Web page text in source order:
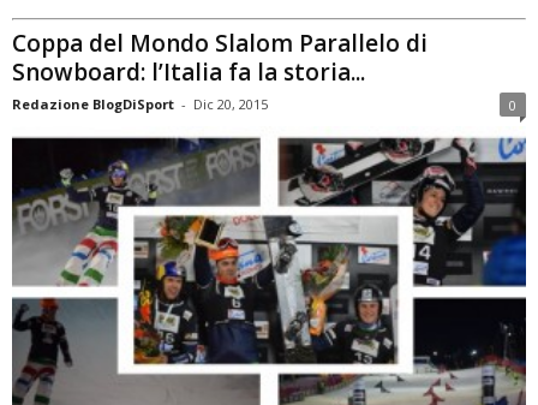
Coppa del Mondo Slalom Parallelo di
Snowboard: l’Italia fa la storia...
Redazione BlogDiSport - Dic 20, 2015 0